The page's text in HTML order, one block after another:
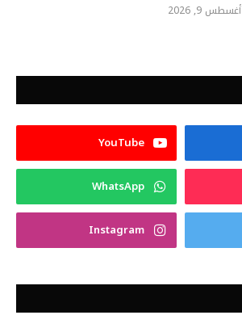
أغسطس 9, 2026
YouTube
WhatsApp
Instagram